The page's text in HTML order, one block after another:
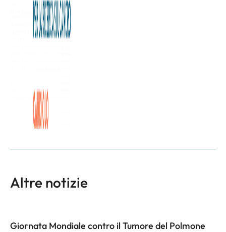
scenderà in campo per sfidare la Nazionale Italiana
Cantanti.
Per maggiori informazioni e per acquistare i
Fondazione Telethon!
Altre notizie
Giornata Mondiale contro il Tumore del Polmone